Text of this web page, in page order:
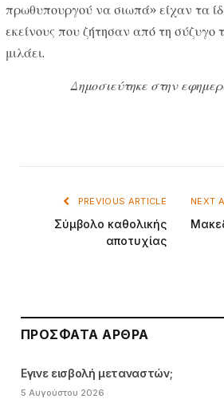
πρωθυπουργού να σιωπά» είχαν τα
εκείνους που ζήτησαν από τη
μιλάει.
Δημοσιεύτηκε στην
PREVIOUS ARTICLE
Σύμβολο καθολικής
αποτυχίας
NEXT
ΠΡΌΣΦΑΤΑ ΆΡΘΡΑ
Εγινε εισβολή μεταναστών;
5 Αυγούστου 2026